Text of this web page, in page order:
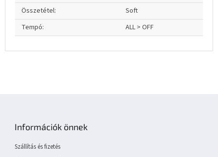
Összetétel:
Soft
Tempó: ALL > OFF
Információk önnek
Szállítás és fizetés